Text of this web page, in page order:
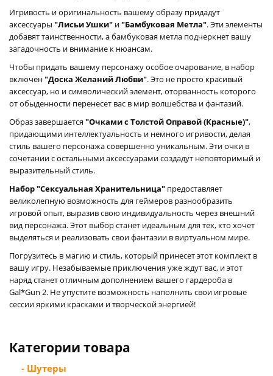
Игривость и оригинальность вашему образу придадут
аксессуары "Лисьи Ушки" и"Бамбуковая Метла". Эти элементы
добавят таинственности, а бамбуковая метла подчеркнет вашу
загадочность и внимание к нюансам.
Чтобы придать вашему персонажу особое очарование, в набор
включен"Доска Желаний Любви". Это не просто красивый
аксессуар, но и символический элемент, оторванность которого
от обыденности перенесет вас в мир волшебства и фантазий.
Образ завершается "Очками с Толстой Оправой (Красные)",
придающими интеллектуальность и немного игривости, делая
стиль вашего персонажа совершенно уникальным. Эти очки в
сочетании с остальными аксессуарами создадут неповторимый и
выразительный стиль.
Набор "Сексуальная Хранительница" предоставляет
великолепную возможность для геймеров разнообразить
игровой опыт, выразив свою индивидуальность через внешний
вид персонажа. Этот выбор станет идеальным для тех, кто хочет
выделяться и реализовать свои фантазии в виртуальном мире.
Погрузитесь в магию и стиль, который принесет этот комплект в
вашу игру. Незабываемые приключения уже ждут вас, и этот
наряд станет отличным дополнением вашего гардероба в
Gal*Gun 2. Не упустите возможность наполнить свои игровые
сессии яркими красками и творческой энергией!
Категории товара
- Шутеры